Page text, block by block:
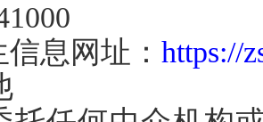
息网址： https://